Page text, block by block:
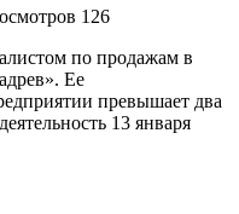
126
по продажам в
Ее
превышает два
13 января